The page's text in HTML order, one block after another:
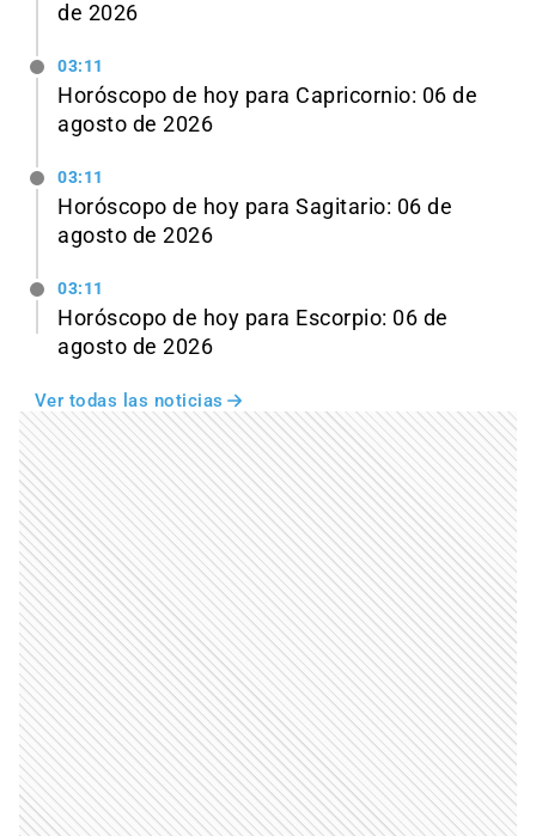
de 2026
03:11
Horóscopo de hoy para Capricornio: 06 de
agosto de 2026
03:11
Horóscopo de hoy para Sagitario: 06 de
agosto de 2026
03:11
Horóscopo de hoy para Escorpio: 06 de
agosto de 2026
Ver todas las noticias